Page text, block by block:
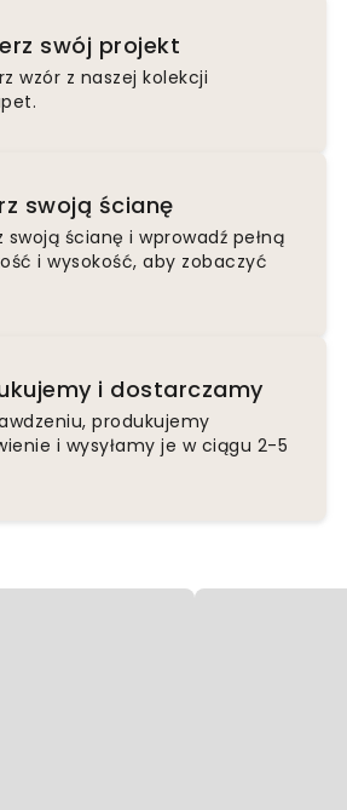
swój projekt
wzór z naszej kolekcji
swoją ścianę
swoją ścianę i wprowadź pełną
i wysokość, aby zobaczyć
i dostarczamy
produkujemy
i wysyłamy je w ciągu 2-5